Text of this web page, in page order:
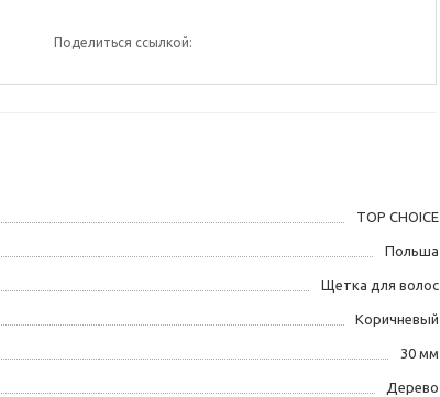
Поделиться ссылкой:
TOP CHOICE
Польша
Щетка для волос
Коричневый
30 мм
Дерево